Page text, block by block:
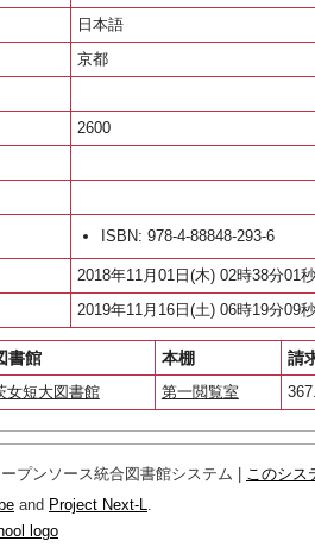
日本語
京都
2600
ISBN: 978-4-88848-293-6
2018年11月01日(木) 02時38分01
2019年11月16日(土) 06時19分09
書館 本棚 請
女短大図書館 第一閲覧室
ープンソース統合図書館システム | このシス
and Project Next-L